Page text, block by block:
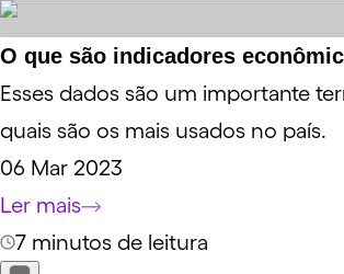
O que são indicadores
Esses dados são um importante
quais são os mais usados no país.
06 Mar 2023
Ler mais
7 minutos de leitura